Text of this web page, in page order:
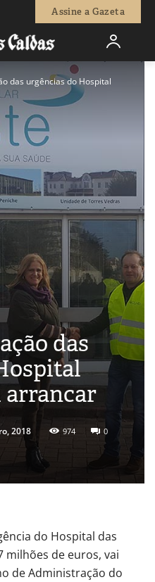
Assine a Gazeta
das urgências do Hospital
das
arrancar
2018 974 0
do Hospital das
milhões de euros, vai
de Administração do